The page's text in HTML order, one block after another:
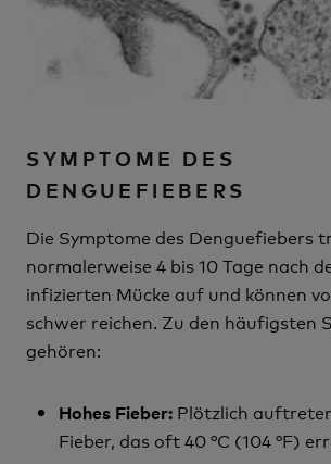
SYMPTOME DES
DENGUEFIEBERS
Die Symptome des Denguefiebers
normalerweise 4 bis 10 Tage nach
infizierten Mücke auf und können
schwer reichen. Zu den häufigsten
gehören:
Hohes Fieber: Plötzlich
Fieber, das oft 40 °C (104 °F)